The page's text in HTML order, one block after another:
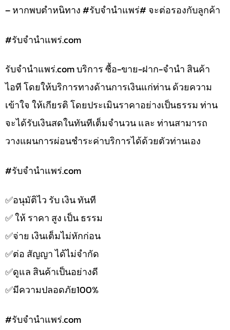
– หากพบตำหนิทาง #รับจำนำแพร่# จะต่อรองกับลูกค้า
#รับจํานําแพร่.com
รับจํานําแพร่.com บริการ ซื้อ-ขาย-ฝาก-จำนำ สินค้า
ไอที โดยให้บริการทางด้านการเงินแก่ท่าน ด้วยความ
เข้าใจ ให้เกียรติ โดยประเมินราคาอย่างเป็นธรรม ท่าน
จะได้รับเงินสดในทันทีเต็มจำนวน และ ท่านสามารถ
วางแผนการผ่อนชำระค่าบริการได้ด้วยตัวท่านเอง
#รับจํานําแพร่.com
✅️อนุมัติไว รับ เงิน ทันที
✅️ ให้ ราคา สูง เป็น ธรรม
✅️จ่าย เงินเต็มไม่หักก่อน
✅️ต่อ สัญญา ได้ไม่จำกัด
✅️ดูแล สินค้าเป็นอย่างดี
✅️มีความปลอดภัย100%
#รับจํานําแพร่.com